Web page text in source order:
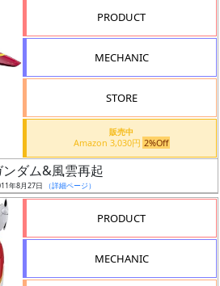
PRODUCT
MECHANIC
STORE
販売中
Amazon 3,030円 2%Off
ダム&風雲再起
年8月27日 （詳細ページ）
PRODUCT
MECHANIC